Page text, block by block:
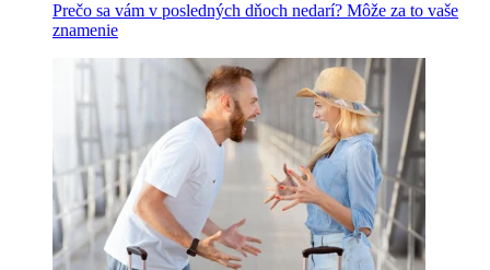
Prečo sa vám v posledných dňoch nedarí? Môže za to vaše
znamenie